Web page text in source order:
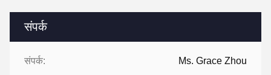
संपर्क
संपर्क: Ms. Grace Zhou